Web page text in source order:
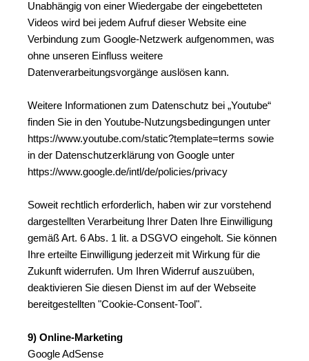
Unabhängig von einer Wiedergabe der eingebetteten
Videos wird bei jedem Aufruf dieser Website eine
Verbindung zum Google-Netzwerk aufgenommen, was
ohne unseren Einfluss weitere
Datenverarbeitungsvorgänge auslösen kann.
Weitere Informationen zum Datenschutz bei „Youtube“
finden Sie in den Youtube-Nutzungsbedingungen unter
https://www.youtube.com/static?template=terms sowie
in der Datenschutzerklärung von Google unter
https://www.google.de/intl/de/policies/privacy
Soweit rechtlich erforderlich, haben wir zur vorstehend
dargestellten Verarbeitung Ihrer Daten Ihre Einwilligung
gemäß Art. 6 Abs. 1 lit. a DSGVO eingeholt. Sie können
Ihre erteilte Einwilligung jederzeit mit Wirkung für die
Zukunft widerrufen. Um Ihren Widerruf auszuüben,
deaktivieren Sie diesen Dienst im auf der Webseite
bereitgestellten "Cookie-Consent-Tool".
9) Online-Marketing
Google AdSense